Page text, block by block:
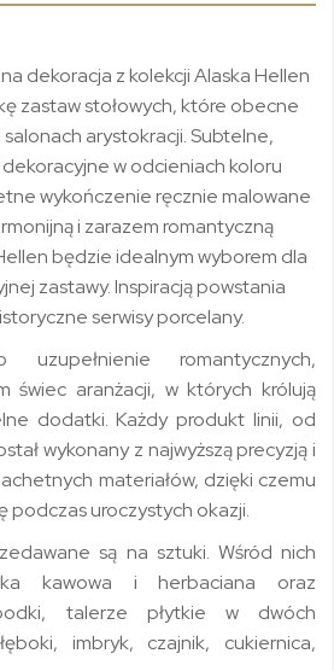
dekoracja z kolekcji Alaska Hellen
zastaw stołowych, które obecne
salonach arystokracji. Subtelne,
w odcieniach koloru
wykończenie ręcznie malowane
i zarazem romantyczną
będzie idealnym wyborem dla
zastawy. Inspiracją powstania
serwisy porcelany.
romantycznych,
świec aranżacji, w których królują
dodatki. Każdy produkt linii, od
wykonany z najwyższą precyzją i
materiałów, dzięki czemu
podczas uroczystych okazji.
są na sztuki. Wśród nich
kawowa i herbaciana oraz
talerze płytkie w dwóch
imbryk, czajnik, cukiernica,